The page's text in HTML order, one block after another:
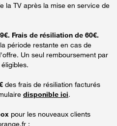
la TV après la mise en service de
Frais de résiliation de 60€.
période restante en cas de
Un seul remboursement par
des frais de résiliation facturés
disponible ici.
pour les nouveaux clients
: